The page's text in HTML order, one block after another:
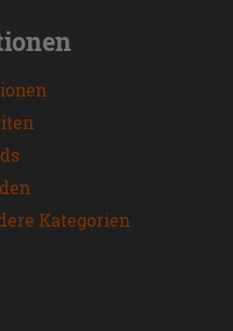
Kategorien